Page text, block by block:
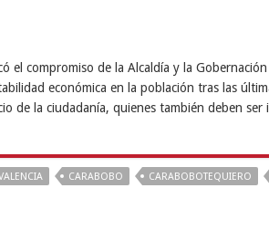
el compromiso de la Alcaldía y la
económica en la población tras las
de la ciudadanía, quienes también deben ser
CARABOBO CARABOBOTEQUIERO